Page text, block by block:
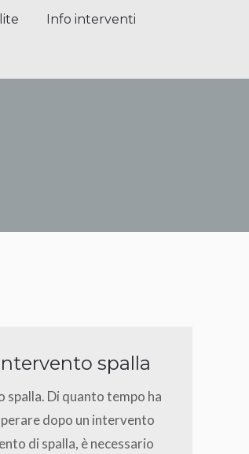
Info interventi
spalla
Di quanto tempo ha
dopo un intervento
di spalla, è necessario
Info interventi